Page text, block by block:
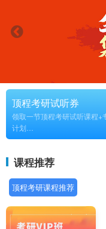
顶程考研试听券
领取一节顶程考研试听课程+
计划
长期
课程推荐
顶程考研课程推荐